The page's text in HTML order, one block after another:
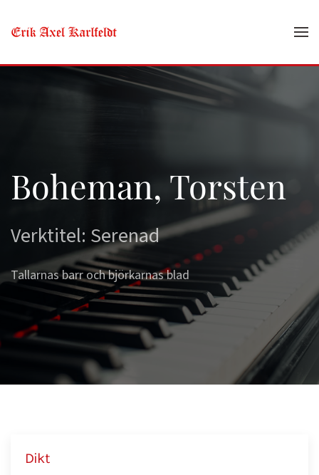
Skip to main content
Boheman, Torsten
Verktitel: Serenad
Tallarnas barr och björkarnas blad
Dikt